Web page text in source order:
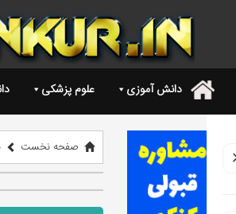
. دانش آموزی علوم پزشکی
صفحه نخست